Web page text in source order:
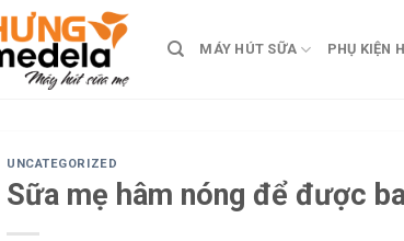
MÁY HÚT SỮA PHỤ KIỆN
UNCATEGORIZED
Sữa mẹ hâm nóng để được